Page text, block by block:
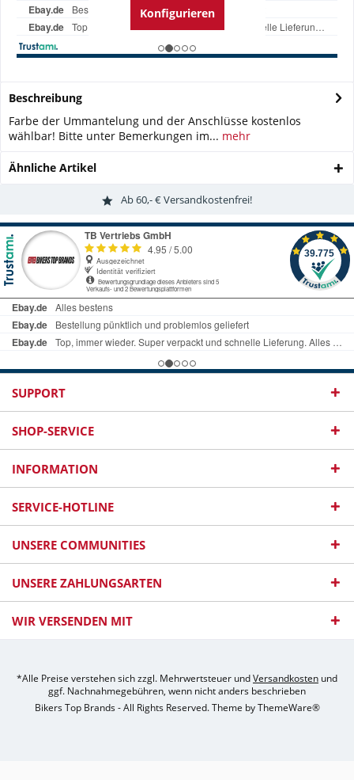
Beschreibung
Farbe der Ummantelung und der Anschlüsse kostenlos
wählbar! Bitte unter Bemerkungen im... mehr
Ähnliche Artikel
Ab 60,- € Versandkostenfrei!
SUPPORT
SHOP-SERVICE
INFORMATION
SERVICE-HOTLINE
UNSERE COMMUNITIES
UNSERE ZAHLUNGSARTEN
WIR VERSENDEN MIT
*Alle Preise verstehen sich zzgl. Mehrwertsteuer undVersandkosten und
ggf. Nachnahmegebühren, wenn nicht anders beschrieben
Bikers Top Brands - All Rights Reserved. Theme byThemeWare®
Konfigurieren